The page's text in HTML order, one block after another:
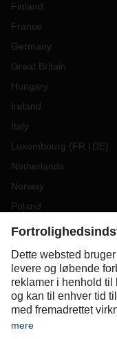
Finland
France
Germany
Great Britain
Hungary
Ireland
Italy
Luxembourg (FR DE)
Netherlands
Norway
Poland
Portugal
Slovakia
Spain
Sweden
Switzerland